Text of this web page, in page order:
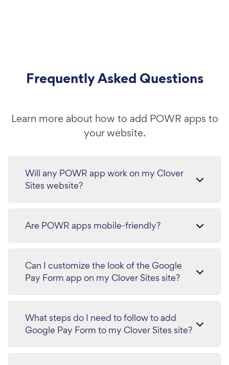
Frequently Asked Questions
Learn more about how to add POWR apps to
your website.
Will any POWR app work on my Clover
Sites website?
Are POWR apps mobile-friendly?
Can I customize the look of the Google
Pay Form app on my Clover Sites site?
What steps do I need to follow to add
Google Pay Form to my Clover Sites site?